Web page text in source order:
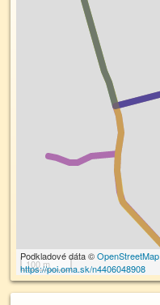
100 m
Podkladové dáta ©OpenStreetMap
https://poi.oma.sk/n4406048908